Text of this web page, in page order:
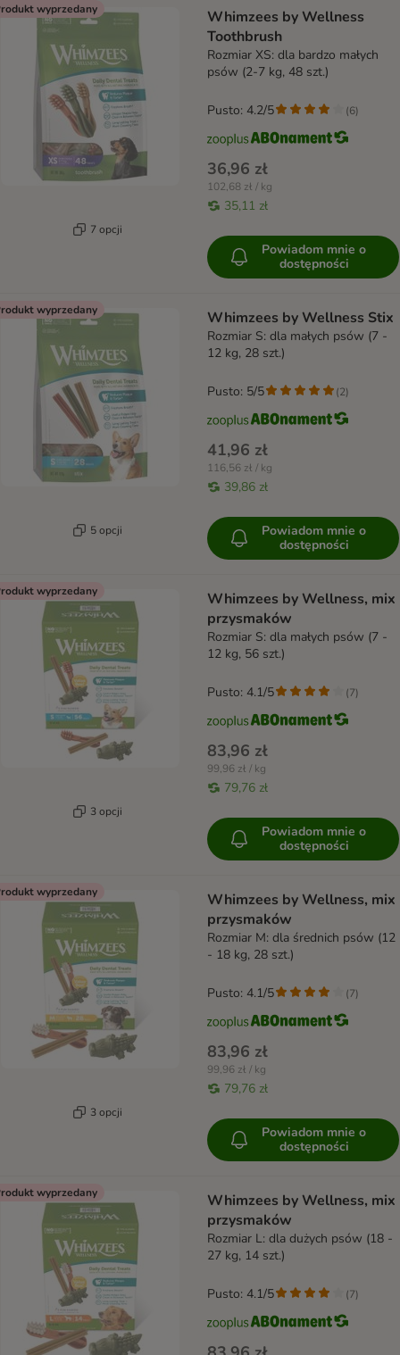
wyprzedany
7 opcji
Whimzees by Wellness
Toothbrush
Rozmiar XS: dla bardzo małych
psów (2-7 kg, 48 szt.)
36,96 zł
102,68 zł / kg
35,11 zł
Pusto: 4.2/5 (6)
Powiadom mnie o
dostępności
wyprzedany
5 opcji
Whimzees by Wellness Stix
Rozmiar S: dla małych psów (7 -
12 kg, 28 szt.)
41,96 zł
116,56 zł / kg
39,86 zł
Pusto: 5/5 (2)
Powiadom mnie o
dostępności
wyprzedany
3 opcji
Whimzees by Wellness, mix
przysmaków
Rozmiar S: dla małych psów (7 -
12 kg, 56 szt.)
83,96 zł
99,96 zł / kg
79,76 zł
Pusto: 4.1/5 (7)
Powiadom mnie o
dostępności
wyprzedany
3 opcji
Whimzees by Wellness, mix
przysmaków
Rozmiar M: dla średnich psów (12
- 18 kg, 28 szt.)
83,96 zł
99,96 zł / kg
79,76 zł
Pusto: 4.1/5 (7)
Powiadom mnie o
dostępności
wyprzedany
Whimzees by Wellness, mix
przysmaków
Rozmiar L: dla dużych psów (18 -
27 kg, 14 szt.)
Pusto: 4.1/5 (7)